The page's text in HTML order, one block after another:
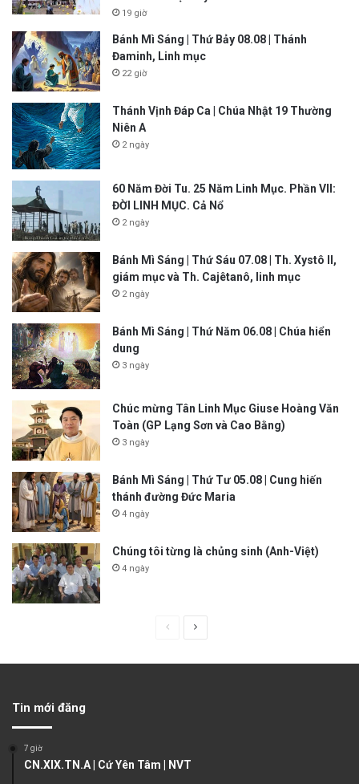
19 giờ
Bánh Mì Sáng | Thứ Bảy 08.08 | Thánh
Đaminh, Linh mục
22 giờ
Thánh Vịnh Đáp Ca | Chúa Nhật 19 Thường
Niên A
2 ngày
60 Năm Đời Tu. 25 Năm Linh Mục. Phần VII:
ĐỜI LINH MỤC. Cả Nổ
2 ngày
Bánh Mì Sáng | Thứ Sáu 07.08 | Th. Xystô II,
giám mục và Th. Cajêtanô, linh mục
2 ngày
Bánh Mì Sáng | Thứ Năm 06.08 | Chúa hiển
dung
3 ngày
Chúc mừng Tân Linh Mục Giuse Hoàng Văn
Toàn (GP Lạng Sơn và Cao Bằng)
3 ngày
Bánh Mì Sáng | Thứ Tư 05.08 | Cung hiến
thánh đường Đức Maria
4 ngày
Chúng tôi từng là chủng sinh (Anh-Việt)
4 ngày
u
Tin mới đăng
7 giờ
CN.XIX.TN.A | Cứ Yên Tâm | NVT